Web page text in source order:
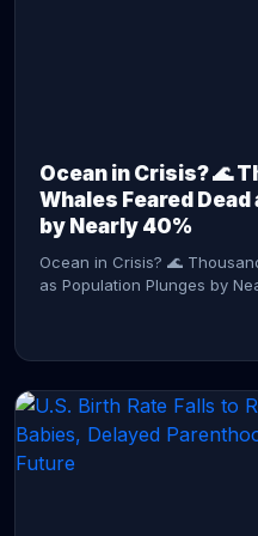
Ocean in Crisis? 🌊
Whales Feared
by Nearly 40%
Ocean in Crisis? 🌊
as Population Plunges by